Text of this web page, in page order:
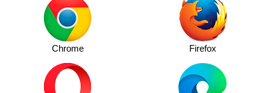
Chrome Firefox